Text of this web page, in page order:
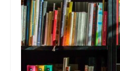
Partenaires
Ressources
Pédagothèque